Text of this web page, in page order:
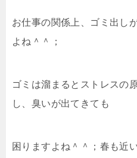
お仕事の関係上、ゴミ出し
よね＾＾；
ゴミは溜まるとストレスの
し、臭いが出てきても
困りますよね＾＾；春も近